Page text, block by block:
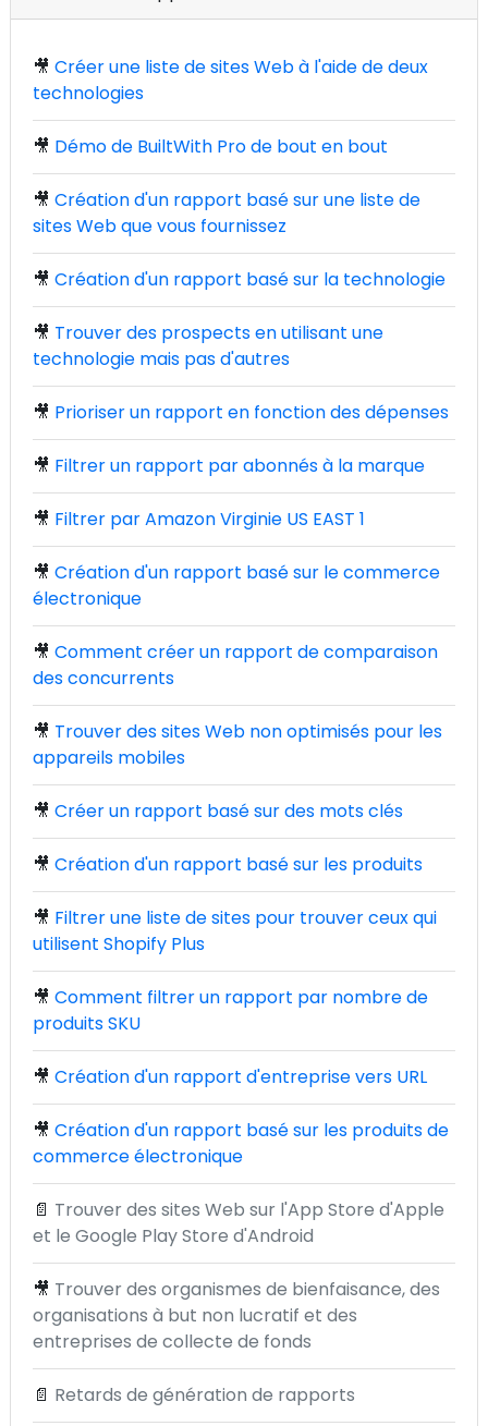
🎥 Créer une liste de sites Web à l'aide de deux
technologies
🎥 Démo de BuiltWith Pro de bout en bout
🎥 Création d'un rapport basé sur une liste de
sites Web que vous fournissez
🎥 Création d'un rapport basé sur la technologie
🎥 Trouver des prospects en utilisant une
technologie mais pas d'autres
🎥 Prioriser un rapport en fonction des dépenses
🎥 Filtrer un rapport par abonnés à la marque
🎥 Filtrer par Amazon Virginie US EAST 1
🎥 Création d'un rapport basé sur le commerce
électronique
🎥 Comment créer un rapport de comparaison
des concurrents
🎥 Trouver des sites Web non optimisés pour les
appareils mobiles
🎥 Créer un rapport basé sur des mots clés
🎥 Création d'un rapport basé sur les produits
🎥 Filtrer une liste de sites pour trouver ceux qui
utilisent Shopify Plus
🎥 Comment filtrer un rapport par nombre de
produits SKU
🎥 Création d'un rapport d'entreprise vers URL
🎥 Création d'un rapport basé sur les produits de
commerce électronique
📄 Trouver des sites Web sur l'App Store d'Apple
et le Google Play Store d'Android
🎥 Trouver des organismes de bienfaisance, des
organisations à but non lucratif et des
entreprises de collecte de fonds
📄 Retards de génération de rapports